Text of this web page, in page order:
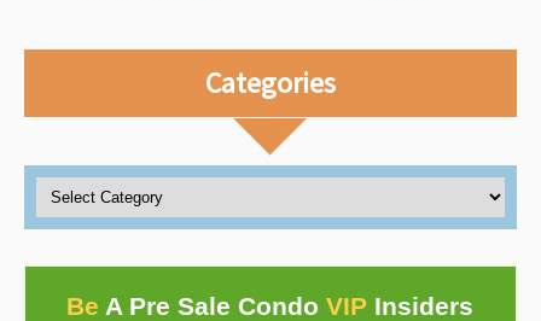
Categories
Be A Pre Sale CondoVIP Insiders